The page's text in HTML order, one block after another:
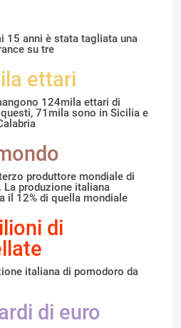
15 anni è stata tagliata una
su tre
ettari
124mila ettari di
71mila sono in Sicilia e
produttore mondiale di
La produzione italiana
il 12% di quella mondiale
di
italiana di pomodoro da
di euro